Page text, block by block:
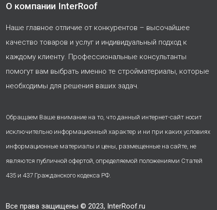
О компании InterRoof
Наше главное отличие от конкурентов – высочайшее
качество товаров и услуг и индивидуальный подход к
каждому клиенту. Профессиональные консультанты
помогут вам выбрать именно те стройматериалы, которые
необходимы для решения ваших задач.
Обращаем Ваше внимание на то, что данный интернет-сайт носит
исключительно информационный характер и ни при каких условиях
информационные материалы и цены, размещенные на сайте, не
являются публичной офертой, определяемой положениями Статей
435 и 437 Гражданского кодекса РФ.
Все права защищены © 2023, InterRoof.ru